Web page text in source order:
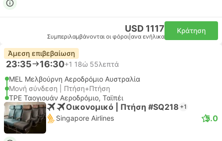
USD 1117
Συμπεριλαμβάνονται οι φόροι ανα ενήλικα
Κράτηση
Άμεση επιβεβαίωση
23:35 16:30+1 18ώ 55λεπτά
MEL Μελβούρνη Αεροδρόμιο Αυστραλία
Μονή σύνδεση | Πτήση+Πτήση
TPE Ταογιουάν Αεροδρόμιο, Ταϊπέι
Οικονομικό | Πτήση #SQ218 +1
Singapore Airlines 5.0